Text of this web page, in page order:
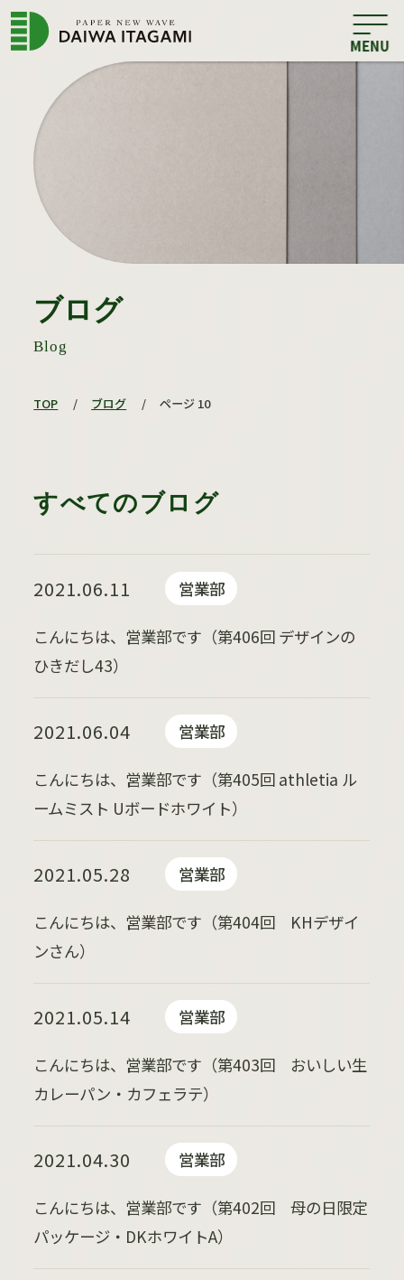
ブログ
Blog
TOP / ブログ / ページ 10
すべてのブログ
2021.06.11 営業部
こんにちは、営業部です（第406回 デザインの
ひきだし43）
2021.06.04 営業部
こんにちは、営業部です（第405回 athletia ル
ームミスト Uボードホワイト）
2021.05.28 営業部
こんにちは、営業部です（第404回 KHデザイ
ンさん）
2021.05.14 営業部
こんにちは、営業部です（第403回 おいしい生
カレーパン・カフェラテ）
2021.04.30 営業部
こんにちは、営業部です（第402回 母の日限定
パッケージ・DKホワイトA）